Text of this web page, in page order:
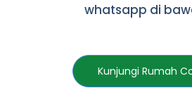
whatsapp di
Kunjungi Rumah